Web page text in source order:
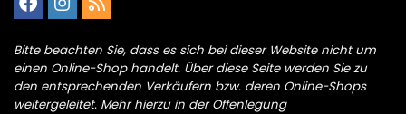
Bitte beachten Sie, dass es sich bei dieser Website nicht um
einen Online-Shop handelt. Über diese Seite werden Sie zu
den entsprechenden Verkäufern bzw. deren Online-Shops
weitergeleitet. Mehr hierzu in der Offenlegung